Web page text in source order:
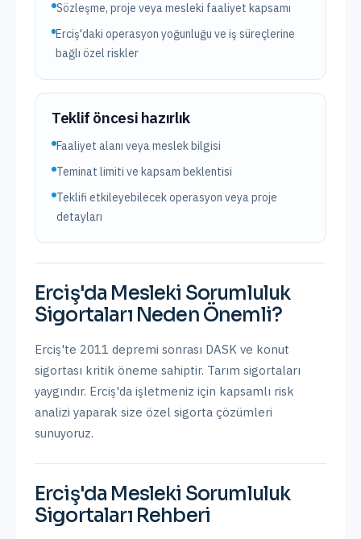
Sözleşme, proje veya mesleki faaliyet kapsamı
Erciş'daki operasyon yoğunluğu ve iş süreçlerine
bağlı özel riskler
Teklif öncesi hazırlık
Faaliyet alanı veya meslek bilgisi
Teminat limiti ve kapsam beklentisi
Teklifi etkileyebilecek operasyon veya proje
detayları
Erciş'da Mesleki Sorumluluk
Sigortaları Neden Önemli?
Erciş'te 2011 depremi sonrası DASK ve konut
sigortası kritik öneme sahiptir. Tarım sigortaları
yaygındır. Erciş'da işletmeniz için kapsamlı risk
analizi yaparak size özel sigorta çözümleri
sunuyoruz.
Erciş'da Mesleki Sorumluluk
Sigortaları Rehberi